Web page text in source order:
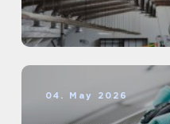
04. May 2026